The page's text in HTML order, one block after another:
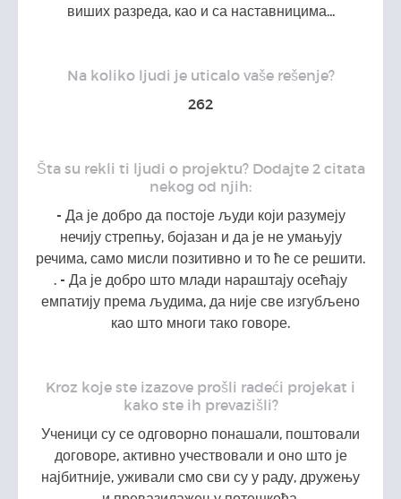
виших разреда, као и са наставницима...
Na koliko ljudi je uticalo vaše rešenje?
262
Šta su rekli ti ljudi o projektu? Dodajte 2 citata
nekog od njih:
- Да је добро да постоје људи који разумеју
нечију стрепњу, бојазан и да је не умањују
речима, само мисли позитивно и то ће се решити.
. - Да је добро што млади нараштају осећају
емпатију према људима, да није све изгубљено
као што многи тако говоре.
Kroz koje ste izazove prošli radeći projekat i
kako ste ih prevazišli?
Ученици су се одговорно понашали, поштовали
договоре, активно учествовали и оно што је
најбитније, уживали смо сви су у раду, дружењу